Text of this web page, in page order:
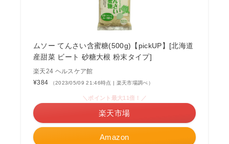
ムソー てんさい含蜜糖(500g)【pickUP】[北海道
産甜菜 ビート 砂糖大根 粉末タイプ]
楽天24 ヘルスケア館
¥384
（2023/05/09 21:46時点 | 楽天市場調べ）
Amazon
＼ポイント最大11倍！／
楽天市場